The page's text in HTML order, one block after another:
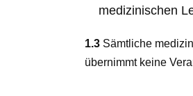
medizinischen
1.3 Sämtliche
übernimmt keine